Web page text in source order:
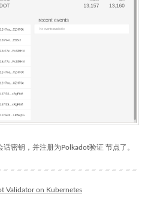
密钥，并注册为Polkadot验证 节点了。
Validator on Kubernetes